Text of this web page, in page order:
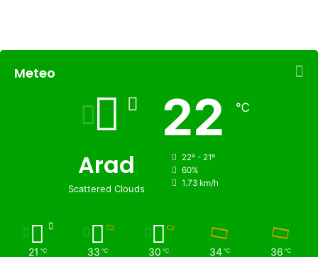
Meteo
Arad
Scattered Clouds
22 ℃
22º - 21º
60%
1.73 km/h
21 ℃ 33 ℃ 30 ℃ 34 ℃ 36 ℃